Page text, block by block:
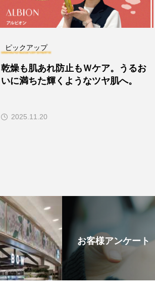
ピックアップ
乾燥も肌あれ防止もＷケア。うるお
いに満ちた輝くようなツヤ肌へ。
2025.11.20
お客様アンケート